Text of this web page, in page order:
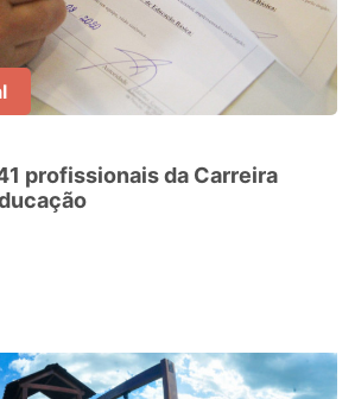
profissionais da Carreira